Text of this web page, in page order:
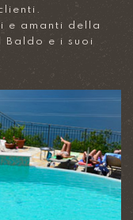
e amanti della
e i suoi